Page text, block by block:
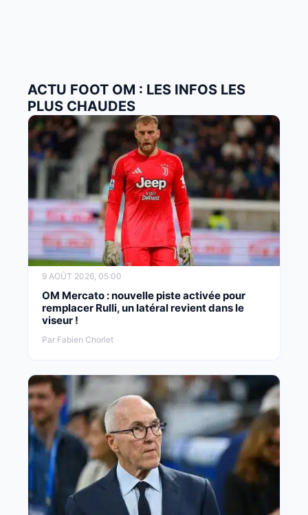
ACTU FOOT OM : LES INFOS LES
PLUS CHAUDES
9 AOÛT 2026, 05:00
OM Mercato : nouvelle piste activée pour
remplacer Rulli, un latéral revient dans le
viseur !
Par Fabien Chorlet